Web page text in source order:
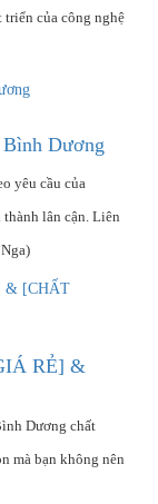
triển của công nghệ
Bình Dương
yêu cầu của
lân cận. Liên
RẺ] &
Dương chất
mà bạn không nên